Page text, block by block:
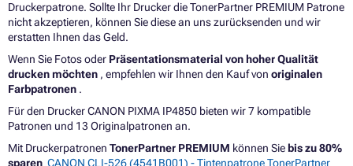
Druckerpatrone. Sollte Ihr Drucker die TonerPartner PREMIUM Patrone
nicht akzeptieren, können Sie diese an uns zurücksenden und wir
erstatten Ihnen das Geld.
Wenn Sie Fotos oder Präsentationsmaterial von hoher Qualität
drucken möchten , empfehlen wir Ihnen den Kauf von originalen
Farbpatronen .
Für den Drucker CANON PIXMA IP4850 bieten wir 7 kompatible
Patronen und 13 Originalpatronen an.
Mit Druckerpatronen TonerPartner PREMIUM können Sie bis zu 80%
sparen CANON CLI-526 (4541B001) - Tintenpatrone TonerPartner